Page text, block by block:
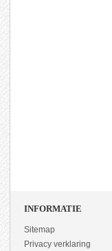
INFORMATIE
Sitemap
Privacy verklaring